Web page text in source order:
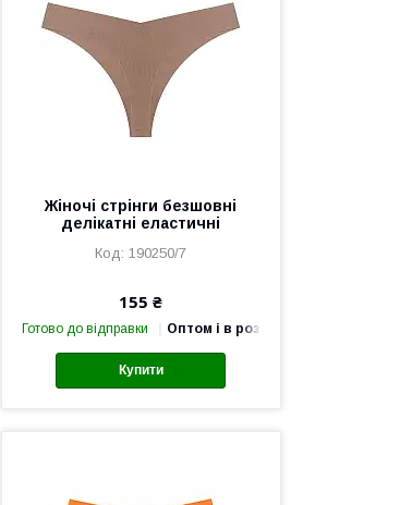
Жіночі стрінги безшовні
делікатні еластичні
190250/7
155 ₴
Готово до відправки Оптом і в роздріб
Купити